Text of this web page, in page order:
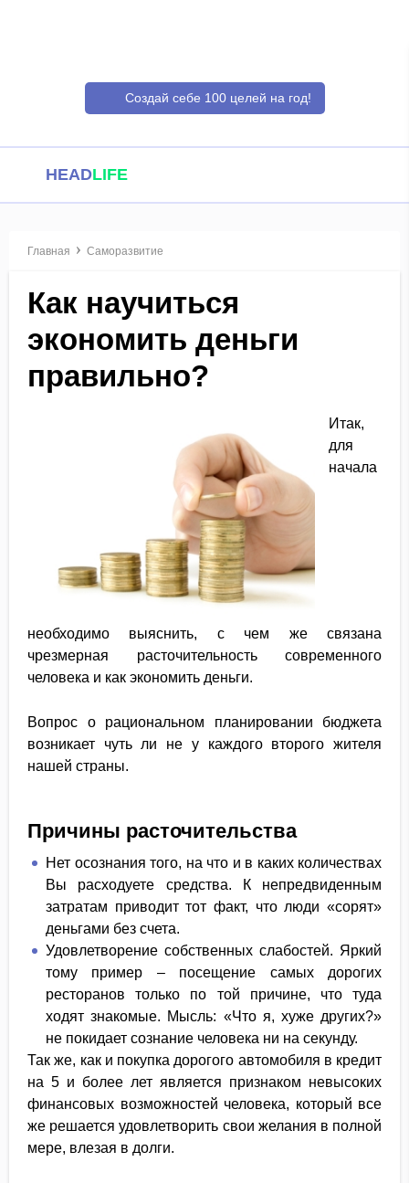
Создай себе 100 целей на год!
HEADLIFE
Главная Саморазвитие
Как научиться
экономить деньги
правильно?
Итак,
для
начала
необходимо выяснить, с чем же связана
чрезмерная расточительность современного
человека и как экономить деньги.
Вопрос о рациональном планировании бюджета
возникает чуть ли не у каждого второго жителя
нашей страны.
Причины расточительства
Нет осознания того, на что и в каких количествах
Вы расходуете средства. К непредвиденным
затратам приводит тот факт, что люди «сорят»
деньгами без счета.
Удовлетворение собственных слабостей. Яркий
тому пример – посещение самых дорогих
ресторанов только по той причине, что туда
ходят знакомые. Мысль: «Что я, хуже других?»
не покидает сознание человека ни на секунду.
Так же, как и покупка дорогого автомобиля в кредит
на 5 и более лет является признаком невысоких
финансовых возможностей человека, который все
же решается удовлетворить свои желания в полной
мере, влезая в долги.